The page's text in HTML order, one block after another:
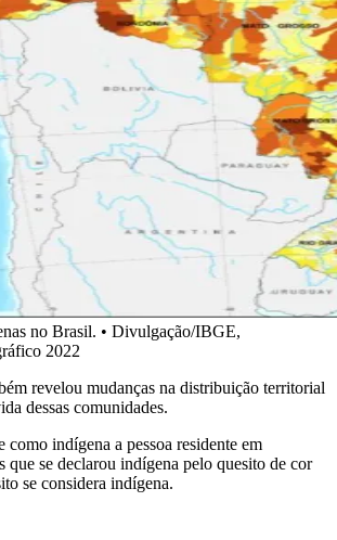
no Brasil. • Divulgação/IBGE,
2022
revelou mudanças na distribuição territorial
dessas comunidades.
indígena a pessoa residente em
que se declarou indígena pelo quesito de cor
se considera indígena.